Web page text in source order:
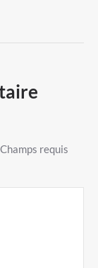
requis